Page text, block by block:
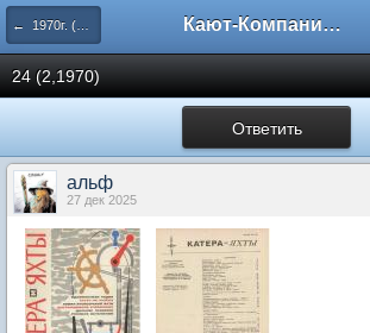
← 1970г. (23-28 номера) Кают-Компания "Катера и Яхты"
24 (2,1970)
Ответить
альф
27 дек 2025